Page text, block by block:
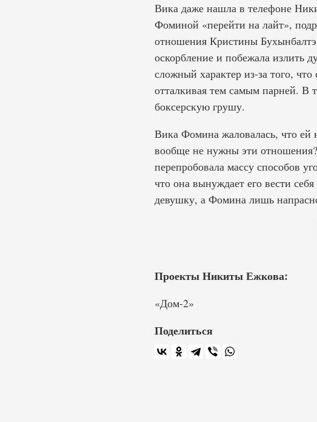
Вика даже нашла в телефоне
Фоминой «перейти на лайт»,
отношения Кристины
оскорбление и побежала излить
сложный характер из-за того,
отталкивая тем самым парней. В
боксерскую грушу.
Вика Фомина жаловалась, что
вообще не нужны эти
перепробовала массу способов
что она вынуждает его вести
девушку, а Фомина лишь
Проекты Никиты Ежкова:
«Дом-2»
Поделиться